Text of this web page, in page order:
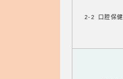
2-2 口腔保健